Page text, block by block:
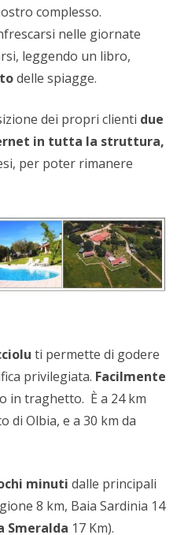
complesso.
nelle giornate
leggendo un libro,
delle spiagge.
dei propri clienti due
in tutta la struttura,
per poter rimanere
ti permette di godere
privilegiata. Facilmente
in traghetto. È a 24 km
di Olbia, e a 30 km da
minuti dalle principali
8 km, Baia Sardinia 14
Smeralda 17 Km).